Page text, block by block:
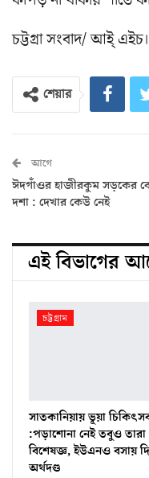
চট্টগ্রা সংবাদ/ আই্ এইচ।
শেয়ার
আগে
ঈদগাঁওর হাজীরকুম সড়কের
দশা : দেখার কেউ নেই
এই বিভাগের
চট্টগ্রাম
সাতকানিয়ায় ভূয়া
:পড়াশোনা নেই তবুও তারা
বিশেষজ্ঞ, ইউএনও বসায়
অর্থদণ্ড